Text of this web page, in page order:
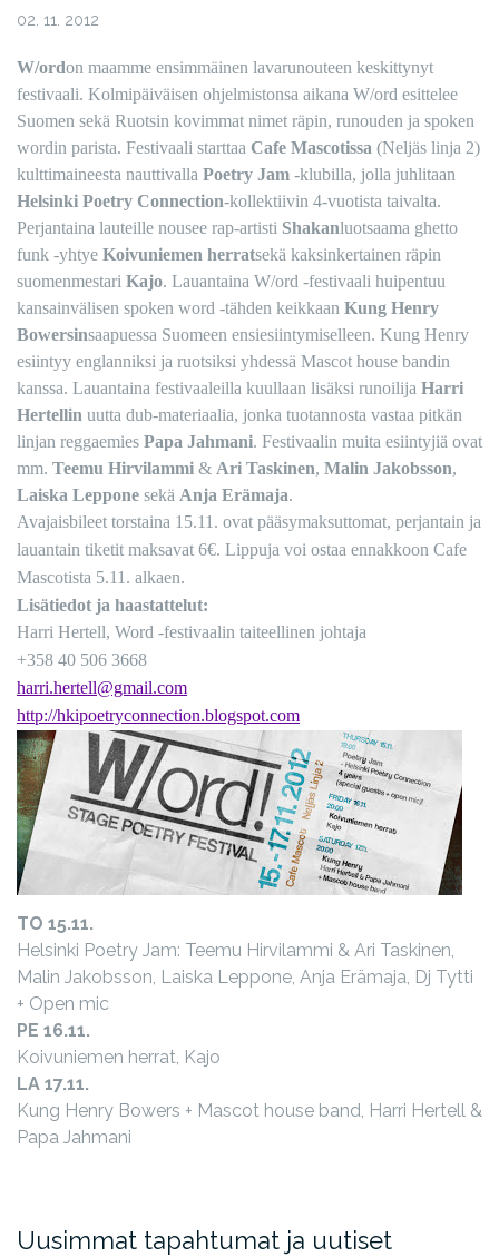
02. 11. 2012
W/ordon maamme ensimmäinen lavarunouteen keskittynyt
festivaali. Kolmipäiväisen ohjelmistonsa aikana W/ord esittelee
Suomen sekä Ruotsin kovimmat nimet räpin, runouden ja spoken
wordin parista. Festivaali starttaa Cafe Mascotissa (Neljäs linja 2)
kulttimaineesta nauttivalla Poetry Jam -klubilla, jolla juhlitaan
Helsinki Poetry Connection-kollektiivin 4-vuotista taivalta.
Perjantaina lauteille nousee rap-artisti Shakanluotsaama ghetto
funk -yhtye Koivuniemen herratsekä kaksinkertainen räpin
suomenmestari Kajo. Lauantaina W/ord -festivaali huipentuu
kansainvälisen spoken word -tähden keikkaan Kung Henry
Bowersinsaapuessa Suomeen ensiesiintymiselleen. Kung Henry
esiintyy englanniksi ja ruotsiksi yhdessä Mascot house bandin
kanssa. Lauantaina festivaaleilla kuullaan lisäksi runoilija Harri
Hertellin uutta dub-materiaalia, jonka tuotannosta vastaa pitkän
linjan reggaemies Papa Jahmani. Festivaalin muita esiintyjiä ovat
mm. Teemu Hirvilammi & Ari Taskinen, Malin Jakobsson,
Laiska Leppone sekä Anja Erämaja.
Avajaisbileet torstaina 15.11. ovat pääsymaksuttomat, perjantain ja
lauantain tiketit maksavat 6€. Lippuja voi ostaa ennakkoon Cafe
Mascotista 5.11. alkaen.
Lisätiedot ja haastattelut:
Harri Hertell, Word -festivaalin taiteellinen johtaja
+358 40 506 3668
harri.hertell@gmail.com
http://hkipoetryconnection.blogspot.com
TO 15.11.
Helsinki Poetry Jam: Teemu Hirvilammi & Ari Taskinen,
Malin Jakobsson, Laiska Leppone, Anja Erämaja, Dj Tytti
+ Open mic
PE 16.11.
Koivuniemen herrat, Kajo
LA 17.11.
Kung Henry Bowers + Mascot house band, Harri Hertell &
Papa Jahmani
Uusimmat tapahtumat ja uutiset